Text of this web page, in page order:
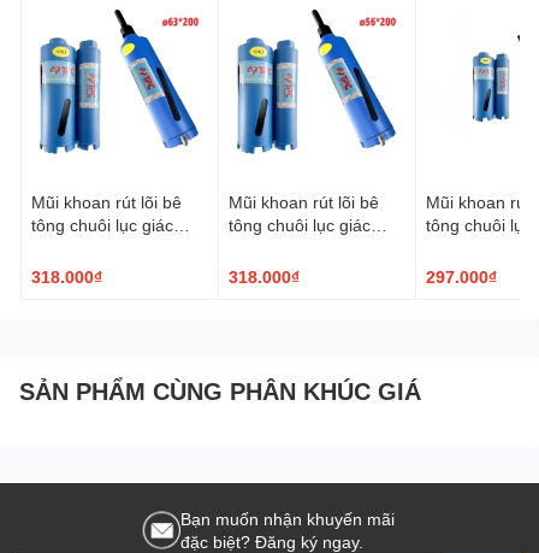
Mũi khoan rút lõi bê
tông chuôi lục giác
318.000₫
Mũi khoan rút lõi bê
tông chuôi lục giác
318.000₫
Mũi khoan rút
tông chuôi lục
297.000₫
SẢN PHẨM CÙNG PHÂN KHÚC GIÁ
Bạn muốn nhận khuyến mãi
đặc biệt? Đăng ký ngay.